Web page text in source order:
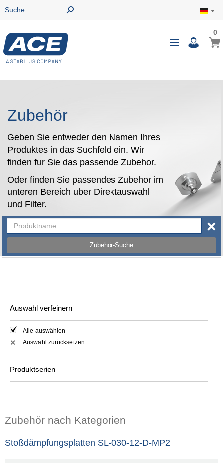
00
Zubehör
Geben Sie entweder den Namen Ihres
Produktes in das Suchfeld ein. Wir
finden fur Sie das passende Zubehor.
Oder finden Sie passendes Zubehor im
unteren Bereich uber Direktauswahl
und Filter.
Zubehör-Suche
×
Auswahl verfeinern
Alle auswählen
✕ Auswahl zurücksetzen
Produktserien
Zubehör nach Kategorien
Stoßdämpfungsplatten SL-030-12-D-MP2